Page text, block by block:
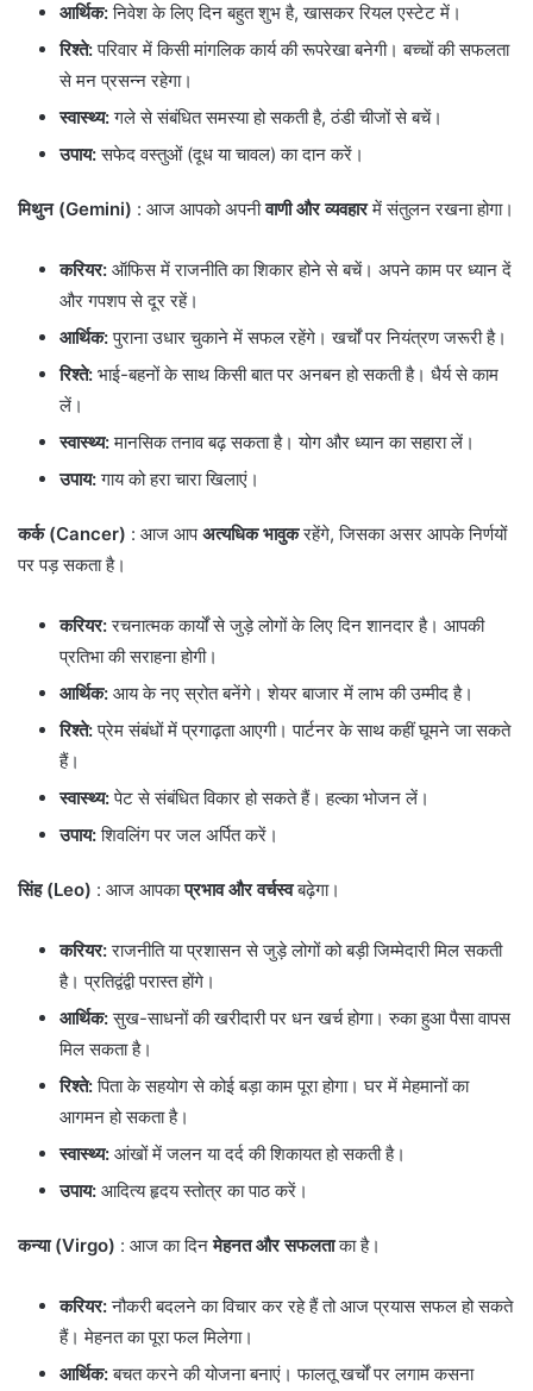
आर्थिक:निवेश के लिए दिन बहुत शुभ है, खासकर रियल एस्टेट में।
रिश्ते:परिवार में किसी मांगलिक कार्य की रूपरेखा बनेगी। बच्चों की सफलता
से मन प्रसन्न रहेगा।
स्वास्थ्य:गले से संबंधित समस्या हो सकती है, ठंडी चीजों से बचें।
उपाय:सफेद वस्तुओं (दूध या चावल) का दान करें।
मिथुन (Gemini) : आज आपको अपनीवाणी और व्यवहारमें संतुलन रखना होगा।
करियर: ऑफिस में राजनीति का शिकार होने से बचें। अपने काम पर ध्यान दें
और गपशप से दूर रहें।
आर्थिक:पुराना उधार चुकाने में सफल रहेंगे। खर्चों पर नियंत्रण जरूरी है।
रिश्ते: भाई-बहनों के साथ किसी बात पर अनबन हो सकती है। धैर्य से काम
लें।
स्वास्थ्य:मानसिक तनाव बढ़ सकता है। योग और ध्यान का सहारा लें।
उपाय:गाय को हरा चारा खिलाएं।
कर्क (Cancer) : आज आपअत्यधिक भावुकरहेंगे, जिसका असर आपके निर्णयों
पर पड़ सकता है।
करियर:रचनात्मक कार्यों से जुड़े लोगों के लिए दिन शानदार है। आपकी
प्रतिभा की सराहना होगी।
आर्थिक: आय के नए स्रोत बनेंगे। शेयर बाजार में लाभ की उम्मीद है।
रिश्ते:प्रेम संबंधों में प्रगाढ़ता आएगी। पार्टनर के साथ कहीं घूमने जा सकते
हैं।
स्वास्थ्य:पेट से संबंधित विकार हो सकते हैं। हल्का भोजन लें।
उपाय:शिवलिंग पर जल अर्पित करें।
सिंह (Leo) : आज आपकाप्रभाव और वर्चस्वबढ़ेगा।
करियर:राजनीति या प्रशासन से जुड़े लोगों को बड़ी जिम्मेदारी मिल सकती
है। प्रतिद्वंद्वी परास्त होंगे।
आर्थिक:सुख-साधनों की खरीदारी पर धन खर्च होगा। रुका हुआ पैसा वापस
मिल सकता है।
रिश्ते:पिता के सहयोग से कोई बड़ा काम पूरा होगा। घर में मेहमानों का
आगमन हो सकता है।
स्वास्थ्य: आंखों में जलन या दर्द की शिकायत हो सकती है।
उपाय: आदित्य हृदय स्तोत्र का पाठ करें।
कन्या (Virgo) : आज का दिनमेहनत और सफलताका है।
करियर:नौकरी बदलने का विचार कर रहे हैं तो आज प्रयास सफल हो सकते
हैं। मेहनत का पूरा फल मिलेगा।
आर्थिक:बचत करने की योजना बनाएं। फालतू खर्चों पर लगाम कसना